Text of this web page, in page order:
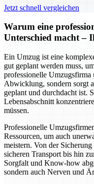
Jetzt schnell vergleichen
Warum eine
Unterschied macht –
Ein Umzug ist eine
gut geplant werden muss,
professionelle
Abwicklung, sondern sorgt
geplant und durchdacht ist.
Lebensabschnitt
müssen.
Professionelle
Ressourcen, um auch
meistern. Von der
sicheren Transport bis hin
Sorgfalt und Know-how
sondern auch Nerven und